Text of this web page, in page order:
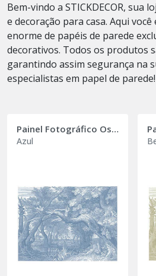
Bem-vindo a STICKDECOR, sua
e decoração para casa. Aqui
enorme de papéis de parede
decorativos. Todos os produtos
garantindo assim segurança na
especialistas em papel de parede!
Painel Fotográfico Oslo
Azul